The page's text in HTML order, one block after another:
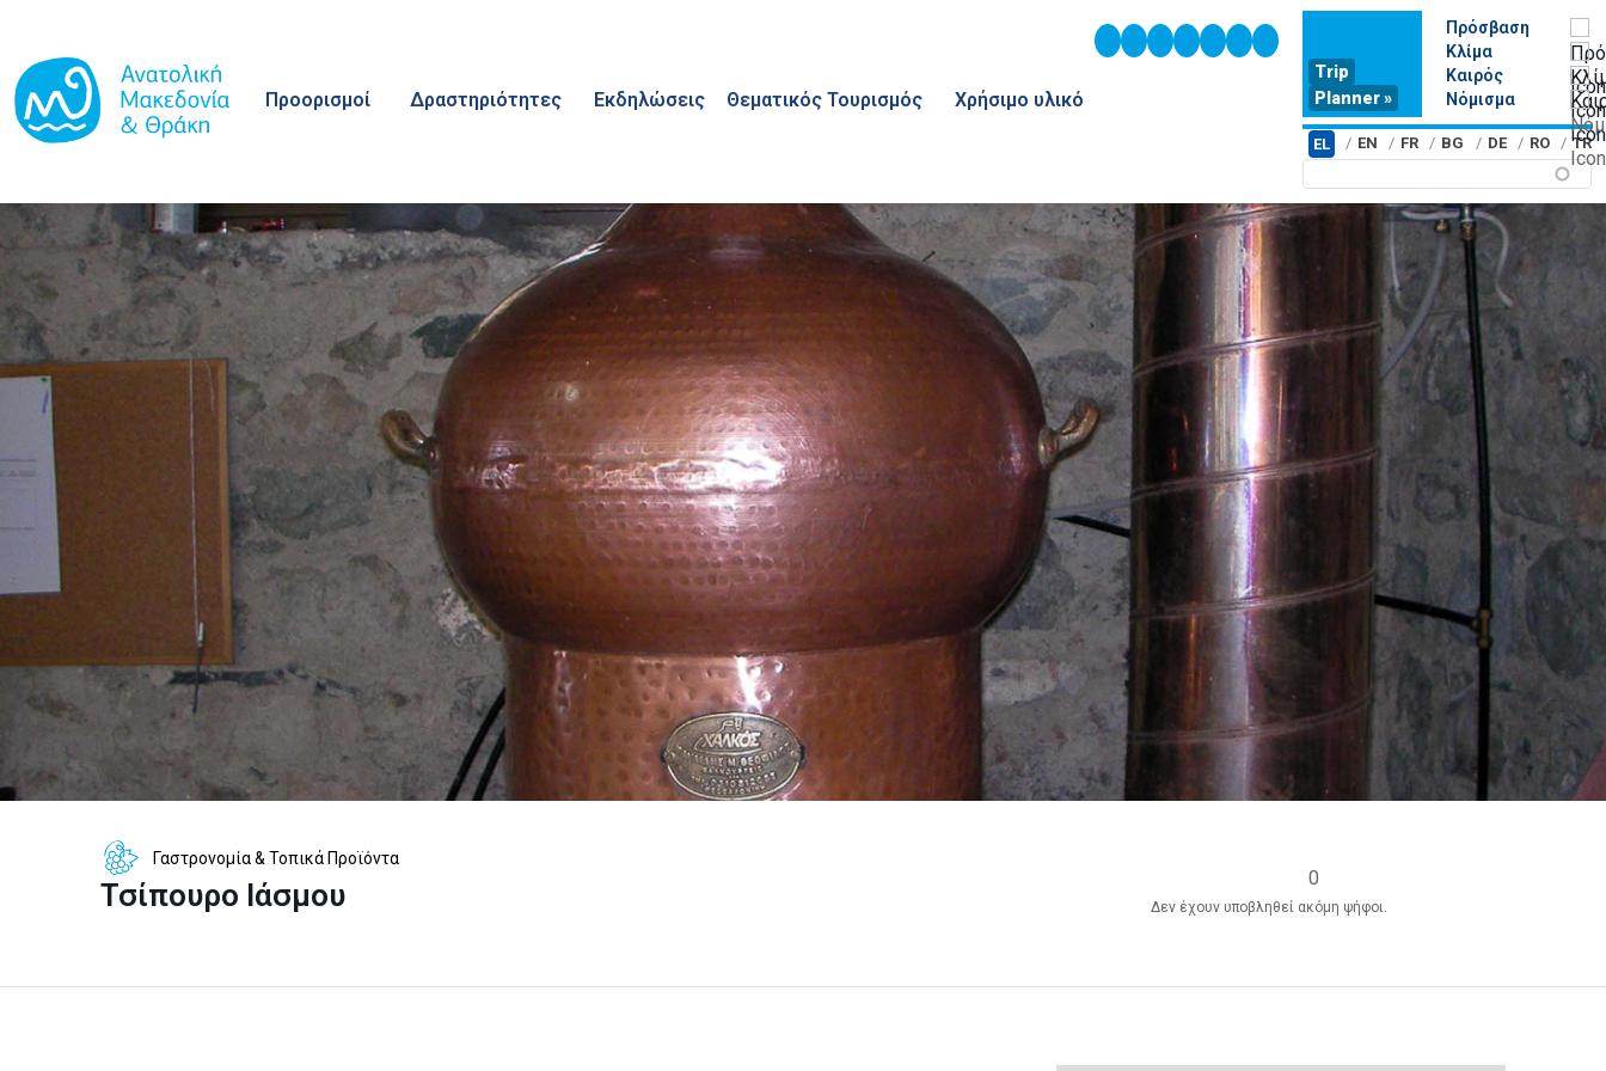
Προορισμοί Δραστηριότητες Εκδηλώσεις Θεματικός Τουρισμός Χρήσιμο υλικό
youtubefacebook
twitterlinkedininstagram
tiktokcontact
Trip
Planner »
Πρόσβαση
Κλίμα
Καιρός
Νόμισμα
EL EN FR BG DE RO TR
Γαστρονομία & Τοπικά Προϊόντα
Τσίπουρο Ιάσμου
Output format
(star)(star)
Δεν έχουν υποβληθεί ακόμη ψήφοι.